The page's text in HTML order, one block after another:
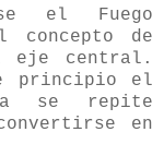
el Fuego
de
eje central.
principio el
se repite
en